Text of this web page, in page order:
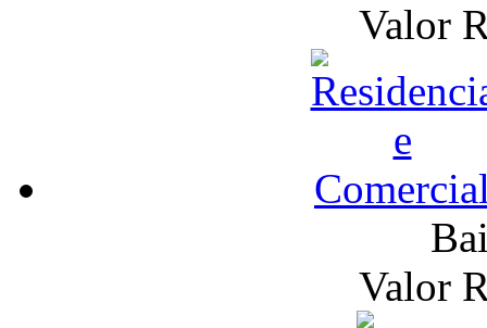
Valor
Valor